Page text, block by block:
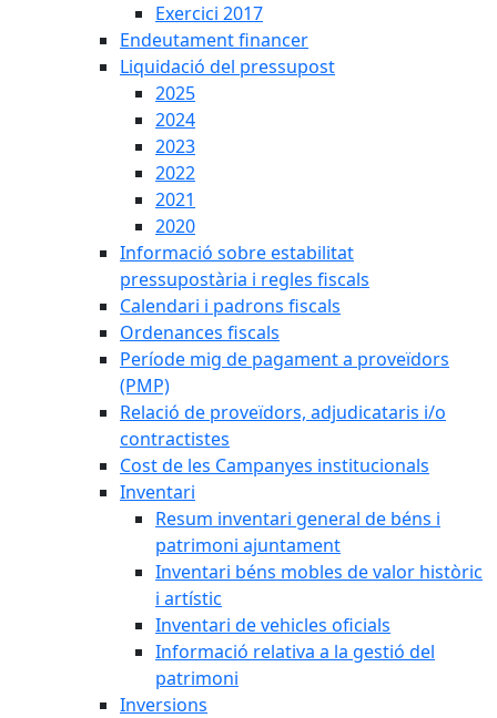
Exercici 2017
Endeutament financer
Liquidació del pressupost
2025
2024
2023
2022
2021
2020
Informació sobre estabilitat
pressupostària i regles fiscals
Calendari i padrons fiscals
Ordenances fiscals
Període mig de pagament a proveïdors
(PMP)
Relació de proveïdors, adjudicataris i/o
contractistes
Cost de les Campanyes institucionals
Inventari
Resum inventari general de béns i
patrimoni ajuntament
Inventari béns mobles de valor històric
i artístic
Inventari de vehicles oficials
Informació relativa a la gestió del
patrimoni
Inversions